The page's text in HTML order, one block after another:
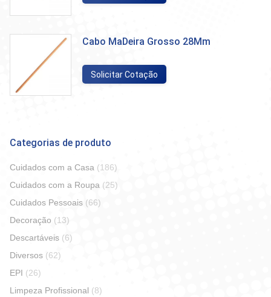
Cabo MaDeira Grosso 28Mm
Solicitar Cotação
Categorias de produto
Cuidados com a Casa (186)
Cuidados com a Roupa (25)
Cuidados Pessoais (66)
Decoração (13)
Descartáveis (6)
Diversos (62)
EPI (26)
Limpeza Profissional (8)